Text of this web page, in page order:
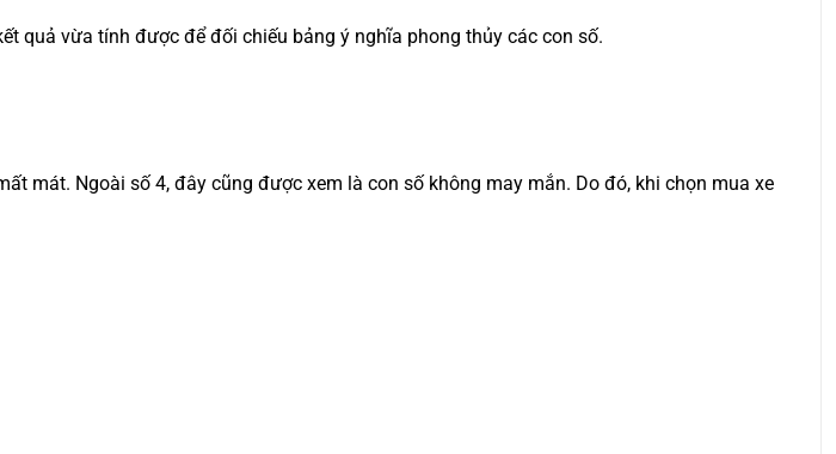
quả vừa tính được để đối chiếu bảng ý nghĩa phong thủy các con số.
mát. Ngoài số 4, đây cũng được xem là con số không may mắn. Do đó, khi chọn mua xe